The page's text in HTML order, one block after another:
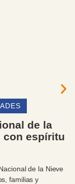
de la
con espíritu
de la Nieve
familias y